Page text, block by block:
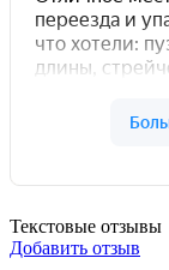
Текстовые отзывы
Добавить отзыв